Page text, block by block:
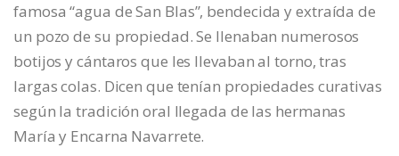
famosa “agua de San Blas”, bendecida y extraída de
un pozo de su propiedad. Se llenaban numerosos
botijos y cántaros que les llevaban al torno, tras
largas colas. Dicen que tenían propiedades curativas
según la tradición oral llegada de las hermanas
María y Encarna Navarrete.